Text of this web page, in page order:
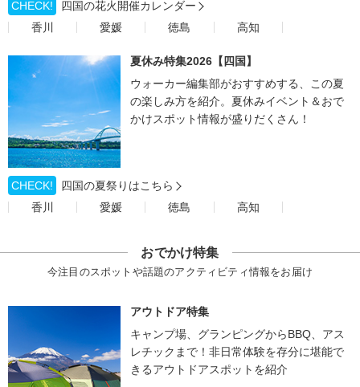
CHECK!
四国の花火開催カレンダー
香川
愛媛 徳島 高知
夏休み特集2026【四国】
ウォーカー編集部がおすすめする、この夏
の楽しみ方を紹介。夏休みイベント＆おで
かけスポット情報が盛りだくさん！
CHECK!
四国の夏祭りはこちら
香川
愛媛 徳島 高知
おでかけ特集
今注目のスポットや話題のアクティビティ情報をお届け
アウトドア特集
キャンプ場、グランピングからBBQ、アス
レチックまで！非日常体験を存分に堪能で
きるアウトドアスポットを紹介